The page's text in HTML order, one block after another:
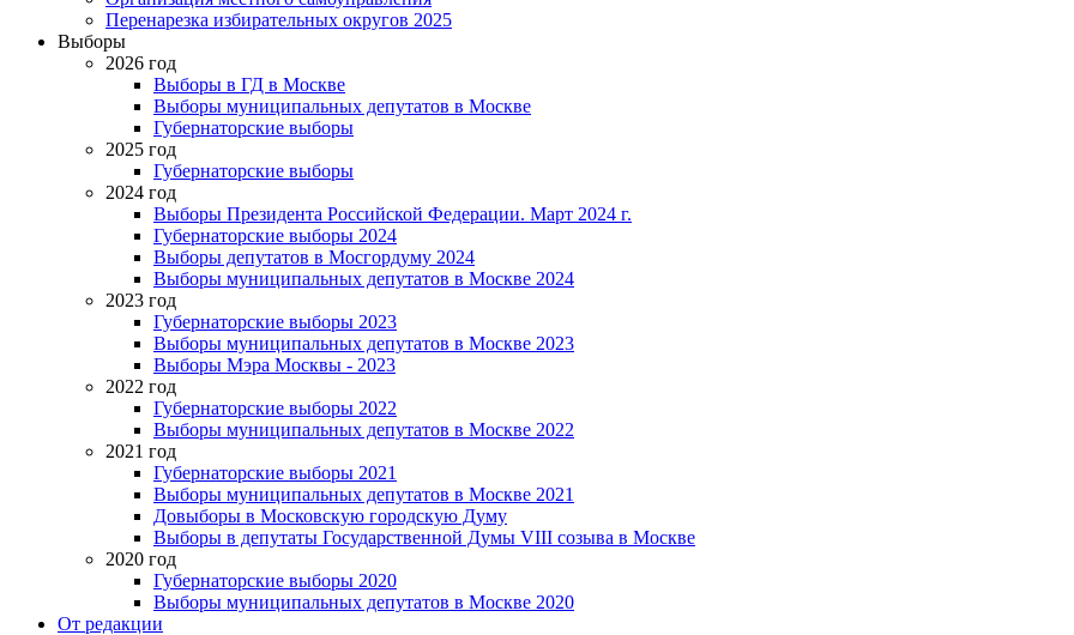
Перенарезка избирательных округов 2025
Выборы
2026 год
Выборы в ГД в Москве
Выборы муниципальных депутатов в Москве
Губернаторские выборы
2025 год
Губернаторские выборы
2024 год
Выборы Президента Российской Федерации. Март 2024 г.
Губернаторские выборы 2024
Выборы депутатов в Мосгордуму 2024
Выборы муниципальных депутатов в Москве 2024
2023 год
Губернаторские выборы 2023
Выборы муниципальных депутатов в Москве 2023
Выборы Мэра Москвы - 2023
2022 год
Губернаторские выборы 2022
Выборы муниципальных депутатов в Москве 2022
2021 год
Губернаторские выборы 2021
Выборы муниципальных депутатов в Москве 2021
Довыборы в Московскую городскую Думу
Выборы в депутаты Государственной Думы VIII созыва в Москве
2020 год
Губернаторские выборы 2020
Выборы муниципальных депутатов в Москве 2020
От редакции